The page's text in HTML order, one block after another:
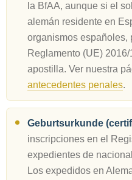
la BfAA, aunque si el
alemán residente en
organismos españoles,
Reglamento (UE)
apostilla. Ver nuestra
antecedentes penales.
Geburtsurkunde
inscripciones en el
expedientes de
Los expedidos en